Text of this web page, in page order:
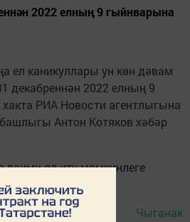
2022 елның 9 гыйнварына
ел каникуллары ун көн дәвам
декабреннән 2022 елның 9
РИА Новости агентлыгына
Антон Котяков хәбәр
даими ял итү мөмкинлеге
Чыганак